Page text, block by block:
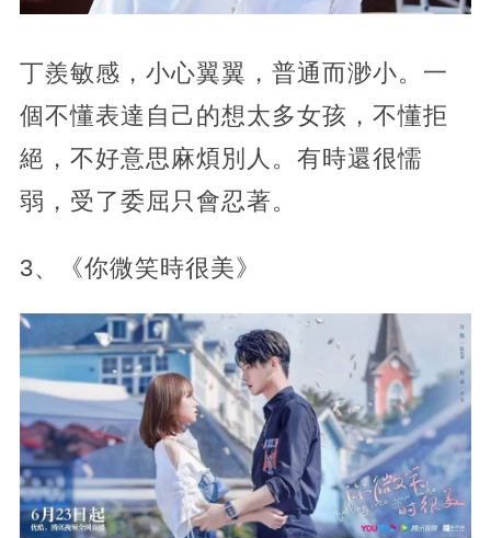
丁羨敏感，小心翼翼，普通而渺小。一
個不懂表達自己的想太多女孩，不懂拒
絕，不好意思麻煩別人。有時還很懦
弱，受了委屈只會忍著。
3、《你微笑時很美》